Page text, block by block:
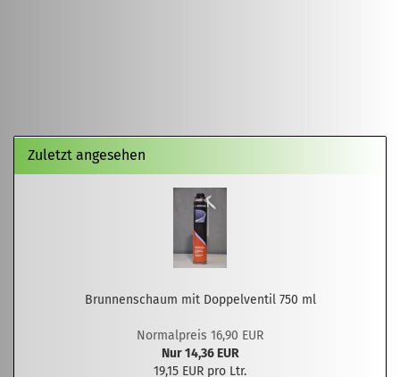
Zuletzt angesehen
Brunnenschaum mit Doppelventil 750 ml
Normalpreis 16,90 EUR
Nur 14,36 EUR
19,15 EUR pro Ltr.